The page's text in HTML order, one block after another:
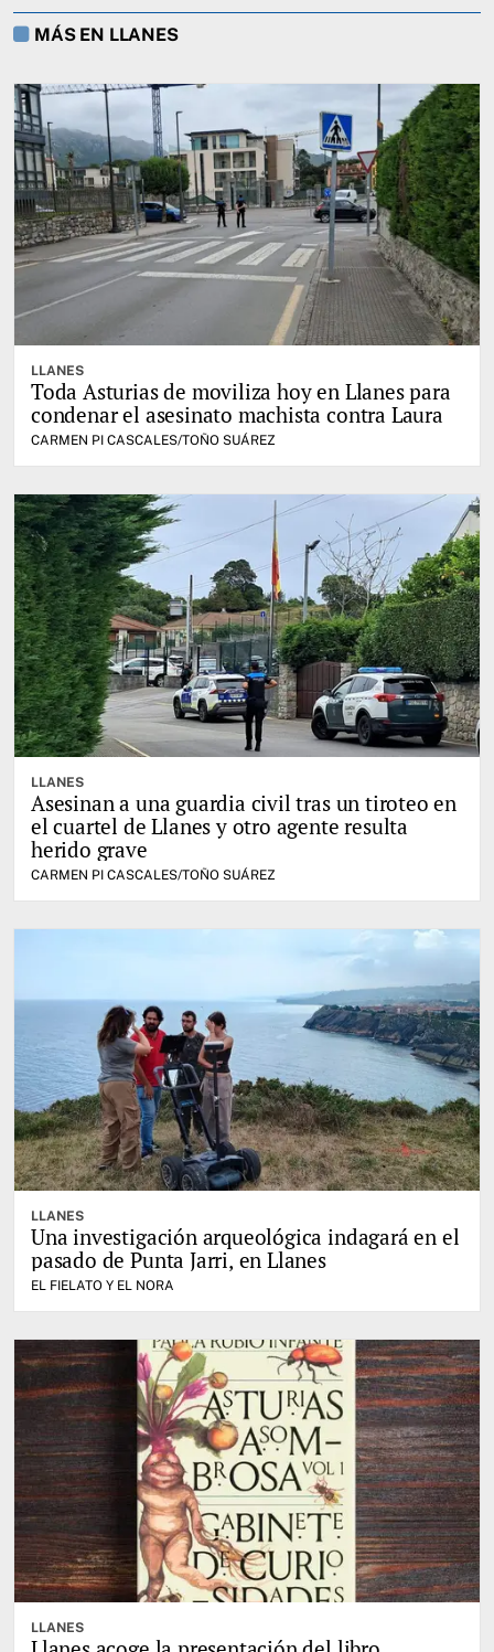
MÁS EN LLANES
LLANES
Toda Asturias de moviliza hoy en Llanes para
condenar el asesinato machista contra Laura
CARMEN PI CASCALES/TOÑO SUÁREZ
LLANES
Asesinan a una guardia civil tras un tiroteo en
el cuartel de Llanes y otro agente resulta
herido grave
CARMEN PI CASCALES/TOÑO SUÁREZ
LLANES
Una investigación arqueológica indagará en el
pasado de Punta Jarri, en Llanes
EL FIELATO Y EL NORA
LLANES